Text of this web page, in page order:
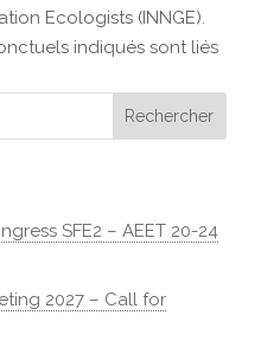
Ecologists (INNGE).
indiqués sont liés
SFE2 – AEET 20-24
2027 – Call for